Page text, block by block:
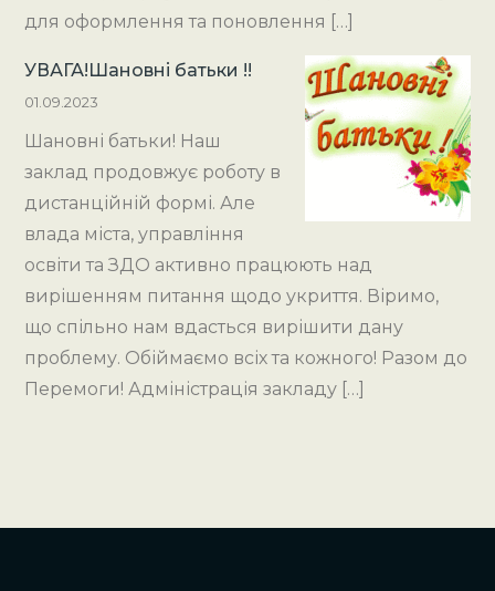
для оформлення та поновлення […]
УВАГА!Шановні батьки !!
01.09.2023
Шановні батьки! Наш
заклад продовжує роботу в
дистанційній формі. Але
влада міста, управління
освіти та ЗДО активно працюють над
вирішенням питання щодо укриття. Віримо,
що спільно нам вдасться вирішити дану
проблему. Обіймаємо всіх та кожного! Разом до
Перемоги! Адміністрація закладу […]